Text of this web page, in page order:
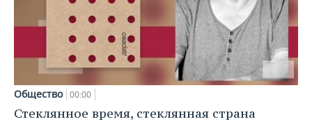
Общество 00:00
Стеклянное время, стеклянная страна